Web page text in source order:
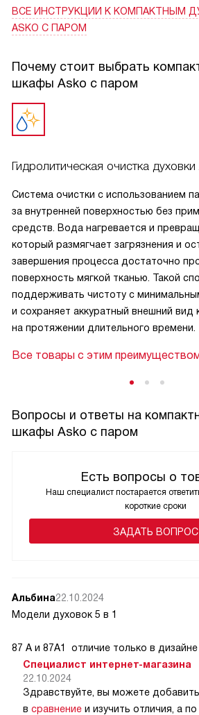
ВСЕ ИНСТРУКЦИИ К КОМПАКТНЫМ
ASKO С ПАРОМ
Почему стоит выбрать
шкафы Asko с паром
Гидролитическая очистка
Система очистки с использованием
за внутренней поверхностью без
средств. Вода нагревается и
который размягчает загрязнения и
завершения процесса достаточно
поверхность мягкой тканью. Такой
поддерживать чистоту с
и сохраняет аккуратный внешний вид
на протяжении длительного времени.
Все товары с этим
Вопросы и ответы на
шкафы Asko с паром
Есть вопросы о
Наш специалист постарается
короткие сроки
ЗАДАТЬ ВОПРОС
Альбина22.10.2024
Модели духовок 5 в 1
87 А и 87А1 отличие только в
Специалист интернет-магазина
22.10.2024
Здравствуйте, вы можете
в сравнение и изучить отличия, а